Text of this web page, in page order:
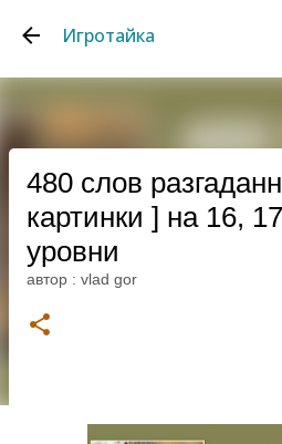
Игротайка
480 слов
картинки ] на 16,
уровни
автор : vlad gor